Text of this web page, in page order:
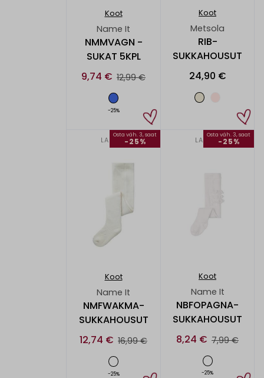
Koot
Name It
NMMVAGN -
SUKAT 5KPL
9,74 € 12,99 €
-25%
Koot
Metsola
RIB-
SUKKAHOUSUT
24,90 €
LAPSET
Osta väh. 3, saat
-25%
Koot
Name It
NMFWAKMA-
SUKKAHOUSUT
12,74 € 16,99 €
-25%
LAPSET
Osta väh. 3, saat
-25%
Koot
Name It
NBFOPAGNA-
SUKKAHOUSUT
8,24 € 7,99 €
-25%